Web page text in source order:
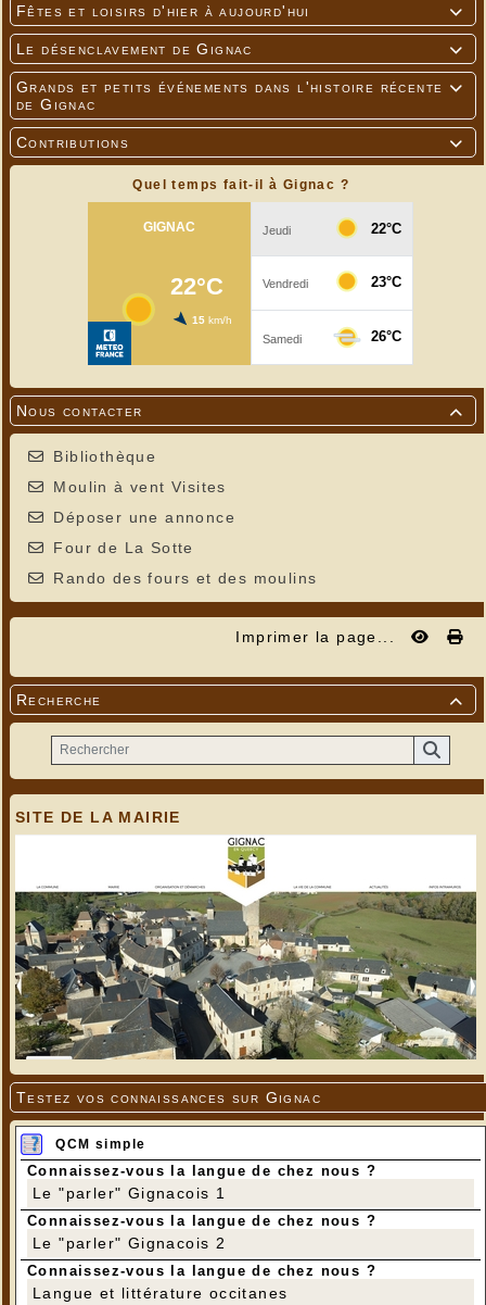

Fêtes et loisirs d'hier à aujourd'hui

Le désenclavement de Gignac

Grands et petits événements dans l'histoire récente
de Gignac

Contributions
Quel temps fait-il à Gignac ?

Nous contacter
Bibliothèque
Moulin à vent Visites
Déposer une annonce
Four de La Sotte
Rando des fours et des moulins
Imprimer la page...

Recherche
SITE DE LA MAIRIE
Testez vos connaissances sur Gignac
QCM simple
Connaissez-vous la langue de chez nous ?
Le "parler" Gignacois 1
Connaissez-vous la langue de chez nous ?
Le "parler" Gignacois 2
Connaissez-vous la langue de chez nous ?
Langue et littérature occitanes